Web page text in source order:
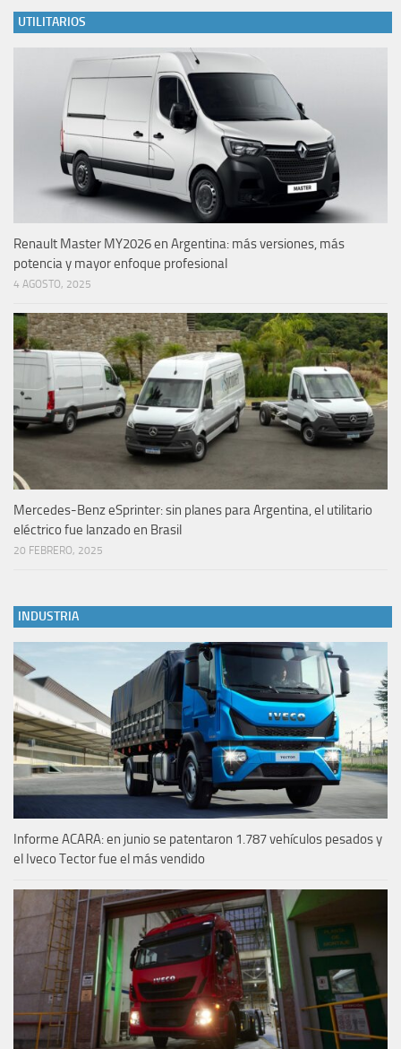
UTILITARIOS
Renault Master MY2026 en Argentina: más versiones, más
potencia y mayor enfoque profesional
4 AGOSTO, 2025
Mercedes-Benz eSprinter: sin planes para Argentina, el utilitario
eléctrico fue lanzado en Brasil
20 FEBRERO, 2025
INDUSTRIA
Informe ACARA: en junio se patentaron 1.787 vehículos pesados y
el Iveco Tector fue el más vendido